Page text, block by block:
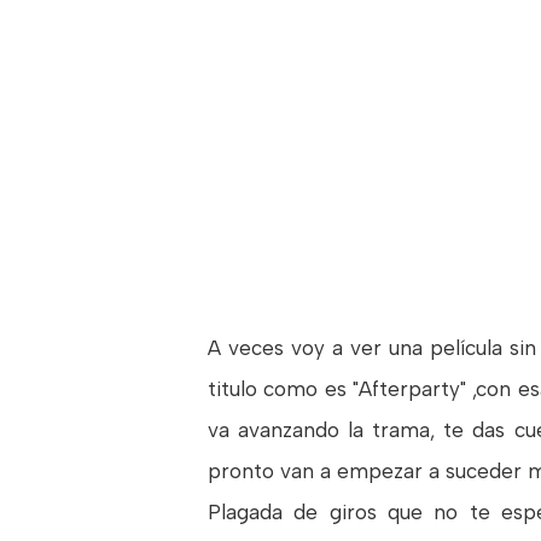
A veces voy a ver una película
titulo como es "Afterparty" ,con
va avanzando la trama, te das
pronto van a empezar a suceder
Plagada de giros que no te